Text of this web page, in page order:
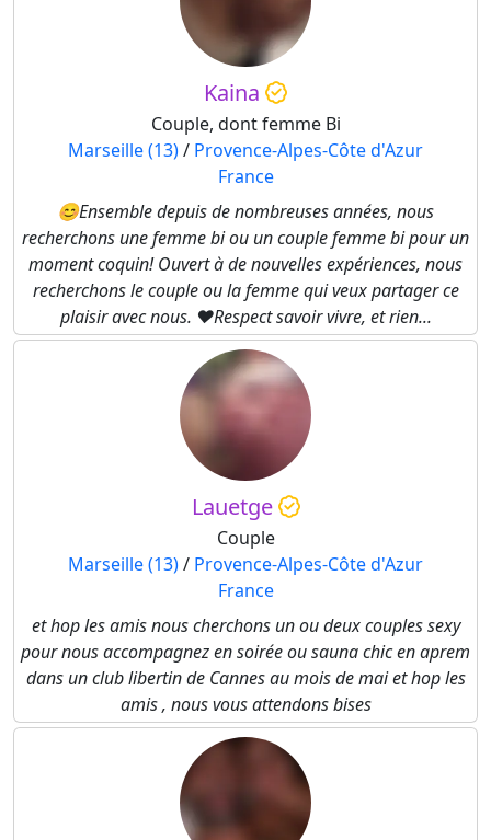
Kaina
Couple, dont femme Bi
Marseille (13)/ Provence-Alpes-Côte d'Azur
France
😊Ensemble depuis de nombreuses années, nous
recherchons une femme bi ou un couple femme bi pour un
moment coquin! Ouvert à de nouvelles expériences, nous
recherchons le couple ou la femme qui veux partager ce
plaisir avec nous. ♥️Respect savoir vivre, et rien...
Lauetge
Couple
Marseille (13)/ Provence-Alpes-Côte d'Azur
France
et hop les amis nous cherchons un ou deux couples sexy
pour nous accompagnez en soirée ou sauna chic en aprem
dans un club libertin de Cannes au mois de mai et hop les
amis , nous vous attendons bises